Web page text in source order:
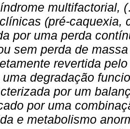
multifactorial,
(pré-
por uma perda
sem perda de
revertida
degradação
por um
por uma
e metabolismo